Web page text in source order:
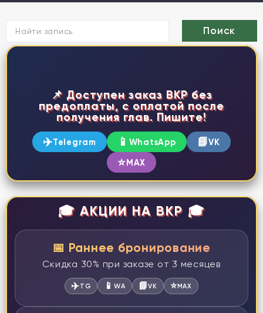
📌 Доступен заказ ВКР без
предоплаты, с оплатой после
получения глав. Пишите!
✈️Telegram 📱 WhatsApp 📘VK
⭐MAX
🎓 АКЦИИ НА ВКР 🎓
📅 Раннее бронирование
Скидка 30% при заказе от 3 месяцев
✈️TG 📱WA 📘VK ⭐MAX